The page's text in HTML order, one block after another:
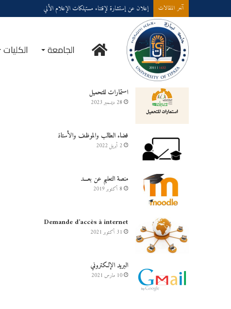
آخر المقالات إعلان عن إستشارة لإقتناء مستهلكات الإعلام الألي
الرئيسيةالجامعة الكليات
خدمــــات على الخـط
استمارات للتحميل
28 ديسمبر 2023
فضاء الطالب والموظف والأستاذ
2 أبريل 2022
منصة التعليم عن بعـــد
8 أكتوبر 2019
Demande d’accès à internet
31 أكتوبر 2021
البريد الإلكتروني
10 مارس 2021